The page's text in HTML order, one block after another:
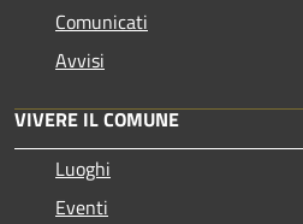
Comunicati
Avvisi
VIVERE IL COMUNE
Luoghi
Eventi